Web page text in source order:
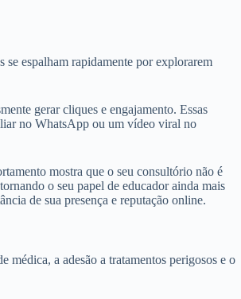
se espalham rapidamente por explorarem
gerar cliques e engajamento. Essas
no WhatsApp ou um vídeo viral no
mostra que o seu consultório não é
o seu papel de educador ainda mais
de sua presença e reputação online.
a adesão a tratamentos perigosos e o